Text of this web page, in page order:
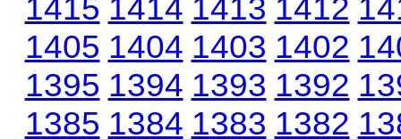
1415 1414 1413 1412
1405 1404 1403 1402
1395 1394 1393 1392
1385 1384 1383 1382